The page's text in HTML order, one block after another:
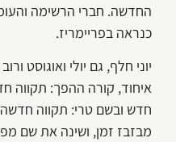
החדשה. חברי הרשימה
כנראה בפריימריז.
יוני חלף, גם יולי ואוגוסט
איחוד, קורה ההפך: תקווה
חדש ובשם טרי: תקווה
מבזבז זמן, ושינה את שם